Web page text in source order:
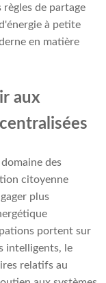
de partage
à petite
en matière
aux
des
citoyenne
plus
portent sur
intelligents, le
relatifs au